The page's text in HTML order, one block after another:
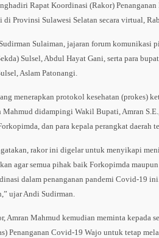
Rapat Koordinasi (Rakor)
di Provinsi Sulawesi Selatan secara virtual,
Sulaiman, jajaran forum komunikasi
Sulsel, Abdul Hayat Gani, serta para
Aslam Patonangi.
menerapkan protokol kesehatan (prokes)
Mahmud didampingi Wakil Bupati, Amran
dan para kepala perangkat daerah
rakor ini digelar untuk menyikapi
agar semua pihak baik Forkopimda
dalam penanganan pandemi Covid-19
ujar Andi Sudirman.
Amran Mahmud kemudian meminta kepada
Penanganan Covid-19 Wajo untuk tetap